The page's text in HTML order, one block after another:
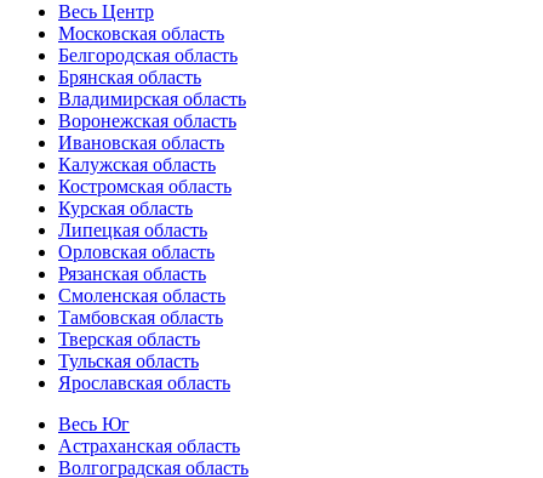
Весь Центр
Московская область
Белгородская область
Брянская область
Владимирская область
Воронежская область
Ивановская область
Калужская область
Костромская область
Курская область
Липецкая область
Орловская область
Рязанская область
Смоленская область
Тамбовская область
Тверская область
Тульская область
Ярославская область
Весь Юг
Астраханская область
Волгоградская область